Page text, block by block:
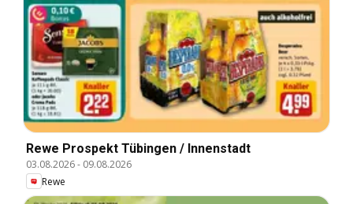
Rewe Prospekt Tübingen / Innenstadt
03.08.2026- 09.08.2026
Rewe